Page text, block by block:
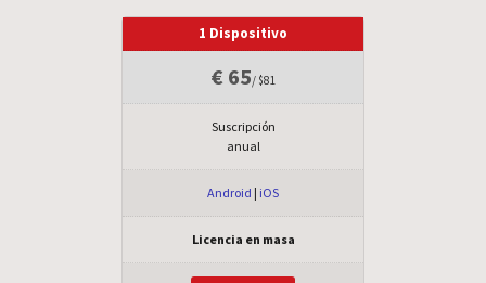
1 Dispositivo
€ 65/ $81
Suscripción
anual
Android | iOS
Licencia en masa